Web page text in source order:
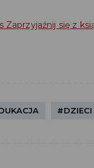
się z
#DZIECI